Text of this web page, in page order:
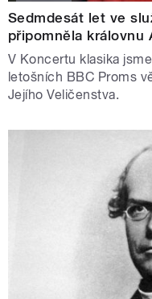
Sedmdesát let ve
připomněla královnu
V Koncertu klasika
letošních BBC Proms
Jejího Veličenstva.